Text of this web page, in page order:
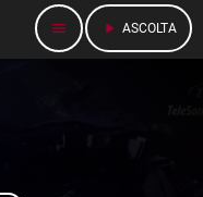
menu play_arrow ASCOLTA